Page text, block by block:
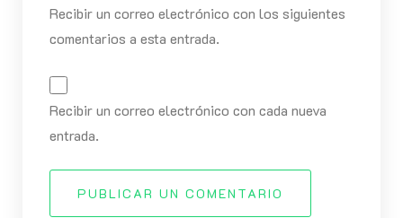
Recibir un correo electrónico con los siguientes
comentarios a esta entrada.
Recibir un correo electrónico con cada nueva
entrada.
PUBLICAR UN COMENTARIO